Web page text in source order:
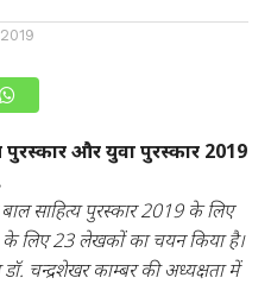
पुरस्‍कार और युवा पुरस्‍कार 2019
साहित्‍य पुरस्‍कार 2019 के लिए
लिए 23 लेखकों का चयन किया है।
चन्‍द्रशेखर काम्‍बर की अध्‍यक्षता में